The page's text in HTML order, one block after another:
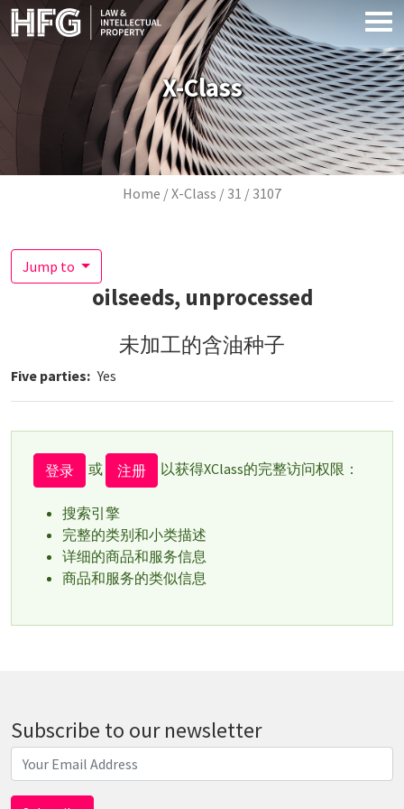
Skip to main content
X-Class
Breadcrumb
Home X-Class 31 3107
Jump to
oilseeds, unprocessed
未加工的含油种子
Five parties Yes
登录 或 注册 以获得XClass的完整访问权限：
搜索引擎
完整的类别和小类描述
详细的商品和服务信息
商品和服务的类似信息
Subscribe to our newsletter